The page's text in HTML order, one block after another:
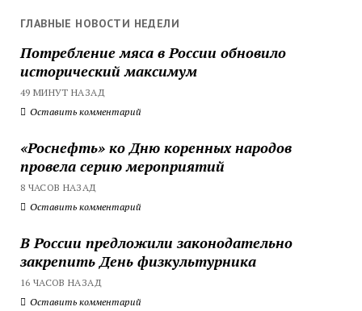
ГЛАВНЫЕ НОВОСТИ НЕДЕЛИ
Потребление мяса в России обновило
исторический максимум
49 МИНУТ НАЗАД
Оставить комментарий
«Роснефть» ко Дню коренных народов
провела серию мероприятий
8 ЧАСОВ НАЗАД
Оставить комментарий
В России предложили законодательно
закрепить День физкультурника
16 ЧАСОВ НАЗАД
Оставить комментарий